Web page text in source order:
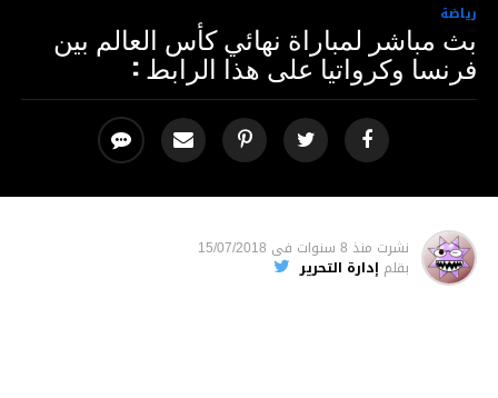
رياضة
بث مباشر لمباراة نهائي كأس العالم بين
فرنسا وكرواتيا على هذا الرابط :
نشرت منذ 8 سنوات فى 15/07/2018
بقلم إدارة التحرير